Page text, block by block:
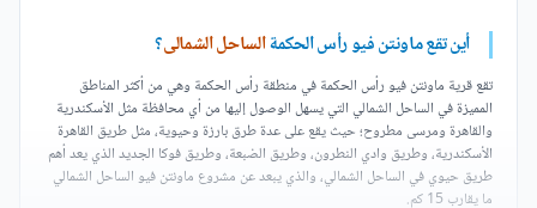
أين تقع ماونتن فيو رأس الحكمةالساحل الشمالى؟
تقع قرية ماونتن فيو رأس الحكمة في منطقة رأس الحكمة وهي من أكثر المناطق
المميزة في الساحل الشمالي التي يسهل الوصول إليها من أي محافظة مثل الأسكندرية
والقاهرة ومرسى مطروح؛ حيث يقع على عدة طرق بارزة وحيوية، مثل طريق القاهرة
الأسكندرية، وطريق وادي النطرون، وطريق الضبعة، وطريق فوكا الجديد الذي يعد أهم
طريق حيوي في الساحل الشمالي، والذي يبعد عن مشروع ماونتن فيو الساحل الشمالي
ما يقارب 15 كم.